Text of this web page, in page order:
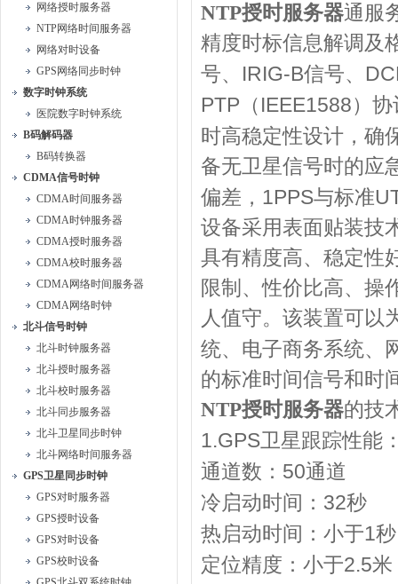
网络授时服务器
NTP网络时间服务器
网络对时设备
GPS网络同步时钟
数字时钟系统
医院数字时钟系统
B码解码器
B码转换器
CDMA信号时钟
CDMA时间服务器
CDMA时钟服务器
CDMA授时服务器
CDMA校时服务器
CDMA网络时间服务器
CDMA网络时钟
北斗信号时钟
北斗时钟服务器
北斗授时服务器
北斗校时服务器
北斗同步服务器
北斗卫星同步时钟
北斗网络时间服务器
GPS卫星同步时钟
GPS对时服务器
GPS授时设备
GPS对时设备
GPS校时设备
NTP授时服务器通 服
精度时标信息解调及
号、 IRIG-B信号、
PTP （ IEEE1588）
时高稳定性设计，确
备无卫星信号时的应
偏差， 1PPS与标准
设备采用表面贴装技
具有精度高、稳定性
限制、性价比高、操
人值守。该装置可以
统、电子商务系统、
的标准时间信号和时
NTP授时服务器的技
1.GPS卫星跟踪性能
通道数： 50通道
冷启动时间： 32秒
热启动时间：小于1秒
定位精度：小于2.5米